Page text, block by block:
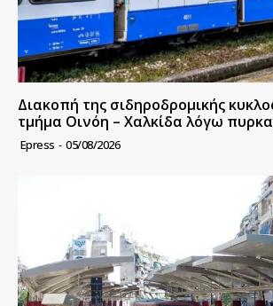
Διακοπή της σιδηροδρομικής
τμήμα Οινόη – Χαλκίδα λόγω
Epress - 05/08/2026